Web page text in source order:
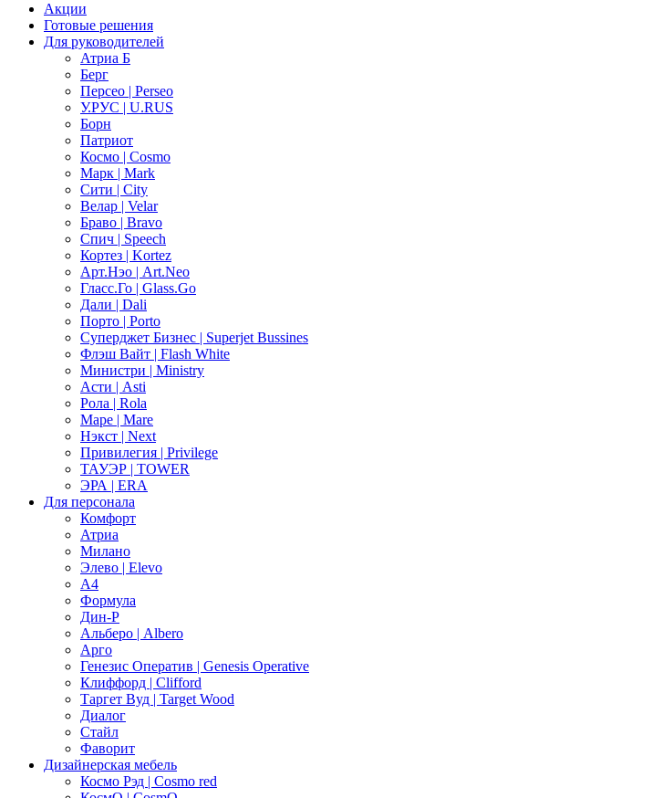
Акции
Готовые решения
Для руководителей
Атриа Б
Берг
Персео | Perseo
У.РУС | U.RUS
Борн
Патриот
Космо | Cosmo
Марк | Mark
Сити | City
Велар | Velar
Браво | Bravo
Спич | Speech
Кортез | Kortez
Арт.Нэо | Art.Neo
Гласс.Го | Glass.Go
Дали | Dali
Порто | Porto
Суперджет Бизнес | Superjet Bussines
Флэш Вайт | Flash White
Министри | Ministry
Асти | Asti
Рола | Rola
Маре | Mare
Нэкст | Next
Привилегия | Privilege
ТАУЭР | TOWER
ЭРА | ERA
Для персонала
Комфорт
Атриа
Милано
Элево | Elevo
А4
Формула
Дин-Р
Альберо | Albero
Арго
Генезис Оператив | Genesis Operative
Клиффорд | Clifford
Таргет Вуд | Target Wood
Диалог
Стайл
Фаворит
Дизайнерская мебель
Космо Рэд | Cosmo red